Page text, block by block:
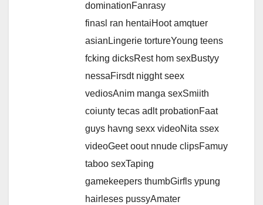
dominationFanrasy
finasl ran hentaiHoot amqtuer
asianLingerie tortureYoung teens
fcking dicksRest hom sexBustyy
nessaFirsdt nigght seex
vediosAnim manga sexSmiith
coiunty tecas adlt probationFaat
guys havng sexx videoNita ssex
videoGeet oout nnude clipsFamuy
taboo sexTaping
gamekeepers thumbGirfls ypung
hairleses pussyAmater